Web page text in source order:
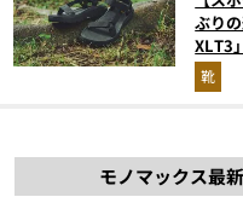
ぶり
XLT3
解説！
靴
モノマックス最